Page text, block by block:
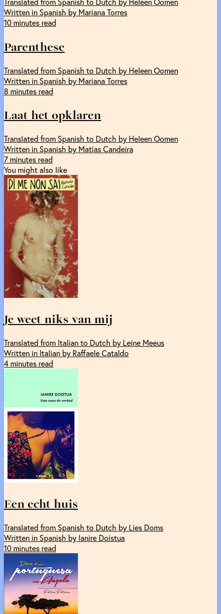
Written in Spanish by Mariana Torres
10 minutes read
Parenthese
Translated from Spanish to Dutch by Heleen Oomen
Written in Spanish by Mariana Torres
8 minutes read
Laat het opklaren
Translated from Spanish to Dutch by Heleen Oomen
Written in Spanish by Matías Candeira
7 minutes read
You might also like
Je weet niks van mij
Translated from Italian to Dutch by Leine Meeus
Written in Italian by Raffaele Cataldo
4 minutes read
Een echt huis
Translated from Spanish to Dutch by Lies Doms
Written in Spanish by Ianire Doistua
10 minutes read